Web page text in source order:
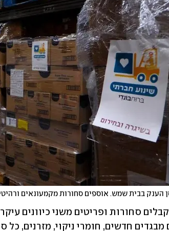
הענק בבית שמש. אוספים סחורות מקמעונאים